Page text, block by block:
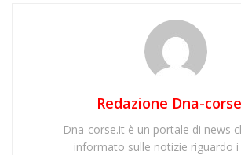
Redazione Dna-
Dna-corse.it è un portale di news
informato sulle notizie riguardo